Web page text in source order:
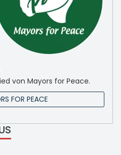
von Mayors for Peace.
FOR PEACE